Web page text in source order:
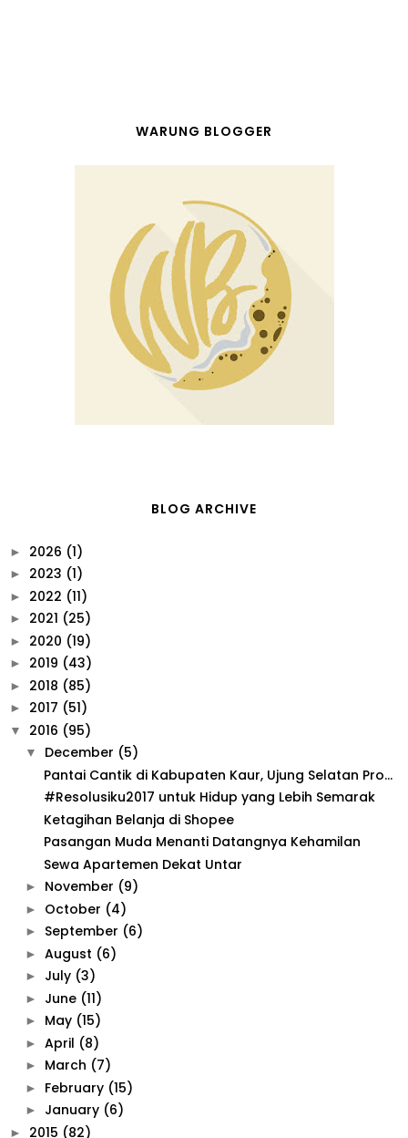
WARUNG BLOGGER
BLOG ARCHIVE
► 2026 (1)
► 2023 (1)
► 2022 (11)
► 2021 (25)
► 2020 (19)
► 2019 (43)
► 2018 (85)
► 2017 (51)
▼ 2016 (95)
▼ December (5)
Pantai Cantik di Kabupaten Kaur, Ujung Selatan Pro...
#Resolusiku2017 untuk Hidup yang Lebih Semarak
Ketagihan Belanja di Shopee
Pasangan Muda Menanti Datangnya Kehamilan
Sewa Apartemen Dekat Untar
► November (9)
► October (4)
► September (6)
► August (6)
► July (3)
► June (11)
► May (15)
► April (8)
► March (7)
► February (15)
► January (6)
► 2015 (82)